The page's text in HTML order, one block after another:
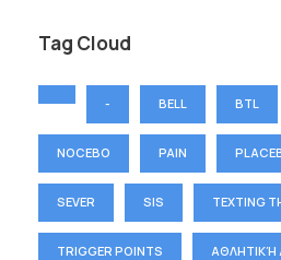
Tag Cloud
- BELL BTL
NOCEBO PAIN
SEVER SIS TEXTING
TRIGGER POINTS ΑΘΛΗΤΙΚΉ